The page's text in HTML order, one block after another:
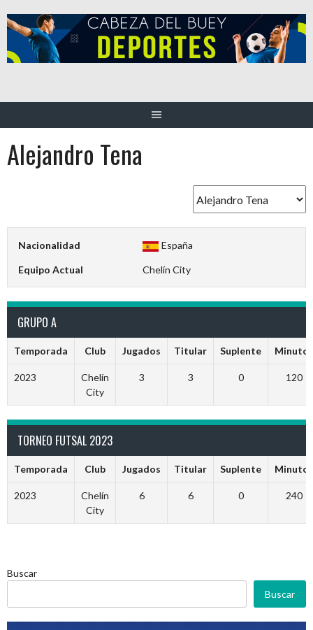
al
contenido
Alejandro Tena
Nacionalidad España
Equipo Actual Chelín City
GRUPO A
Temporada Club Jugados Titular Suplente Minutos
2023
Chelín
City
3 3 0 120
TORNEO FUTSAL 2023
Temporada Club Jugados Titular Suplente Minutos
2023
Chelín
City
6 6 0 240
Buscar
Buscar